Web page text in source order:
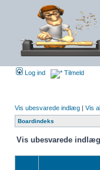
Log ind Tilmeld
Vis ubesvarede indlæg | Vis
Boardindeks
Vis ubesvarede indlæg